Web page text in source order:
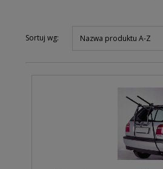
Sortuj wg: Nazwa produktu A-Z